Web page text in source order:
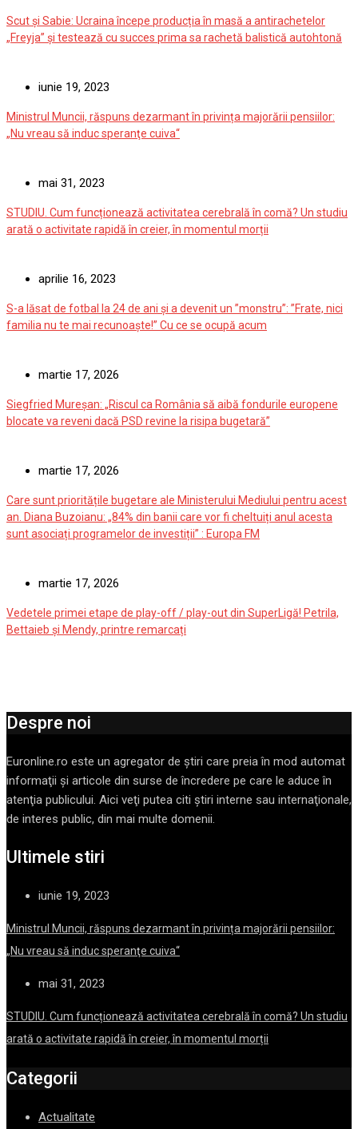
Scut și Sabie: Ucraina începe producția în masă a antirachetelor
„Freyja” și testează cu succes prima sa rachetă balistică autohtonă
iunie 19, 2023
Ministrul Muncii, răspuns dezarmant în privința majorării pensiilor:
„Nu vreau să induc speranţe cuiva“
mai 31, 2023
STUDIU. Cum funcționează activitatea cerebrală în comă? Un studiu
arată o activitate rapidă în creier, în momentul morții
aprilie 16, 2023
S-a lăsat de fotbal la 24 de ani și a devenit un ”monstru”: ”Frate, nici
familia nu te mai recunoaște!” Cu ce se ocupă acum
martie 17, 2026
Siegfried Mureșan: „Riscul ca România să aibă fondurile europene
blocate va reveni dacă PSD revine la risipa bugetară”
martie 17, 2026
Care sunt prioritățile bugetare ale Ministerului Mediului pentru acest
an. Diana Buzoianu: „84% din banii care vor fi cheltuiți anul acesta
sunt asociați programelor de investiții” : Europa FM
martie 17, 2026
Vedetele primei etape de play-off / play-out din SuperLigă! Petrila,
Bettaieb și Mendy, printre remarcați
Despre noi
Euronline.ro este un agregator de ştiri care preia în mod automat
informaţii şi articole din surse de încredere pe care le aduce în
atenţia publicului. Aici veţi putea citi ştiri interne sau internaţionale,
de interes public, din mai multe domenii.
Ultimele stiri
iunie 19, 2023
Ministrul Muncii, răspuns dezarmant în privința majorării pensiilor:
„Nu vreau să induc speranţe cuiva“
mai 31, 2023
STUDIU. Cum funcționează activitatea cerebrală în comă? Un studiu
arată o activitate rapidă în creier, în momentul morții
Categorii
Actualitate